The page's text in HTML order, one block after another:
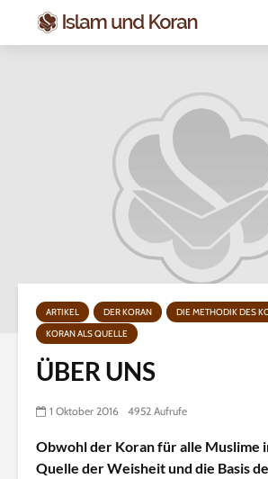
ARTIKEL DER KORAN
DIE METHODIK DES
KORAN ALS QUELLE
ÜBER UNS
1 Oktober 2016 4952 Aufrufe
Obwohl der Koran für alle Muslime
Quelle der Weisheit und die Basis